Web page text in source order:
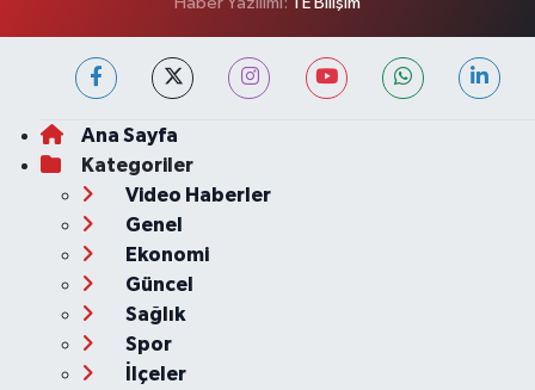
Ana Sayfa
Kategoriler
Video Haberler
Genel
Ekonomi
Güncel
Sağlık
Spor
İlçeler